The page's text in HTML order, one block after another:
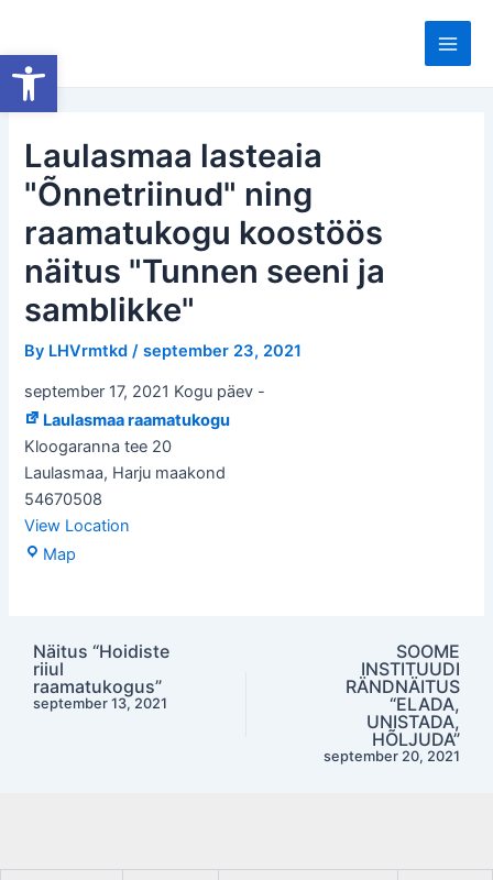
Open toolbar
content
Main
Laulasmaa lasteaia
"Õnnetriinud" ning
raamatukogu koostöös
näitus "Tunnen seeni ja
samblikke"
By LHVrmtkd/september 23, 2021
september 17, 2021 Kogu päev -
Laulasmaa raamatukogu
Kloogaranna tee 20
Laulasmaa, Harju maakond
54670508
View Location
Map
Post
navigation
Näitus “Hoidiste
riiul
raamatukogus”
september 13, 2021
SOOME
INSTITUUDI
RÄNDNÄITUS
“ELADA,
UNISTADA,
HÕLJUDA”
september 20, 2021